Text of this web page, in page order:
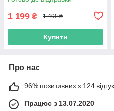
1 199 ₴ 1 499 ₴
Купити
Про нас
96% позитивних з 124
Працює з 13.07.2020